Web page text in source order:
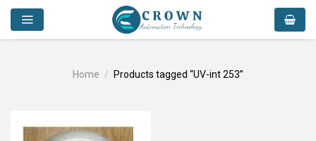
Skip
content
Home / Products tagged “UV-int 253”